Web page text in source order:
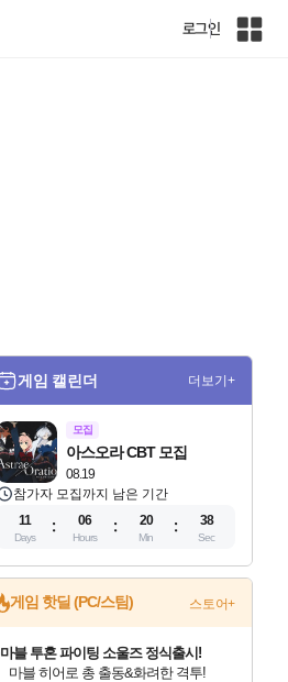
로그인
인
게임 캘린더 더보기+
모집
08.19
아스오라 CBT 모집
참가자 모집까지 남은 기간
11
Days
06
Hours
20
Min
38
Sec
게임 핫딜 (PC/스팀) 스토어+
마블 투혼 파이팅 소울즈 정식출시!
마블 히어로 총 출동&화려한 격투!